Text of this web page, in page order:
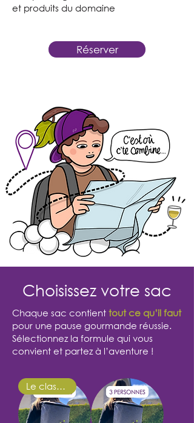
et produits du domaine
Réserver
Choisissez votre sac
Chaque sac contient tout ce qu’il faut
pour une pause gourmande réussie.
Sélectionnez la formule qui vous
convient et partez à l’aventure !
Le classique